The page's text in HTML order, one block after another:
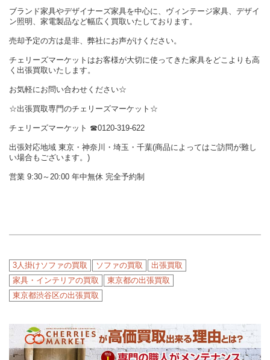
ブランド家具やデザイナーズ家具を中心に、ヴィンテージ家具、デザイ
ン照明、家電製品など幅広く買取いたしております。
売却予定の方は是非、弊社にお声がけください。
チェリーズマーケットはお客様が大切に使ってきた家具をどこよりも高
く出張買取いたします。
お気軽にお問い合わせください☆
☆出張買取専門のチェリーズマーケット☆
チェリーズマーケット ☎︎0120-319-622
出張対応地域 東京・神奈川・埼玉・千葉(商品によってはご訪問が難し
い場合もございます。)
営業 9:30～20:00 年中無休 完全予約制
3人掛けソファの買取 ソファの買取
出張買取
家具・インテリアの買取
東京都の出張買取
東京都渋谷区の出張買取